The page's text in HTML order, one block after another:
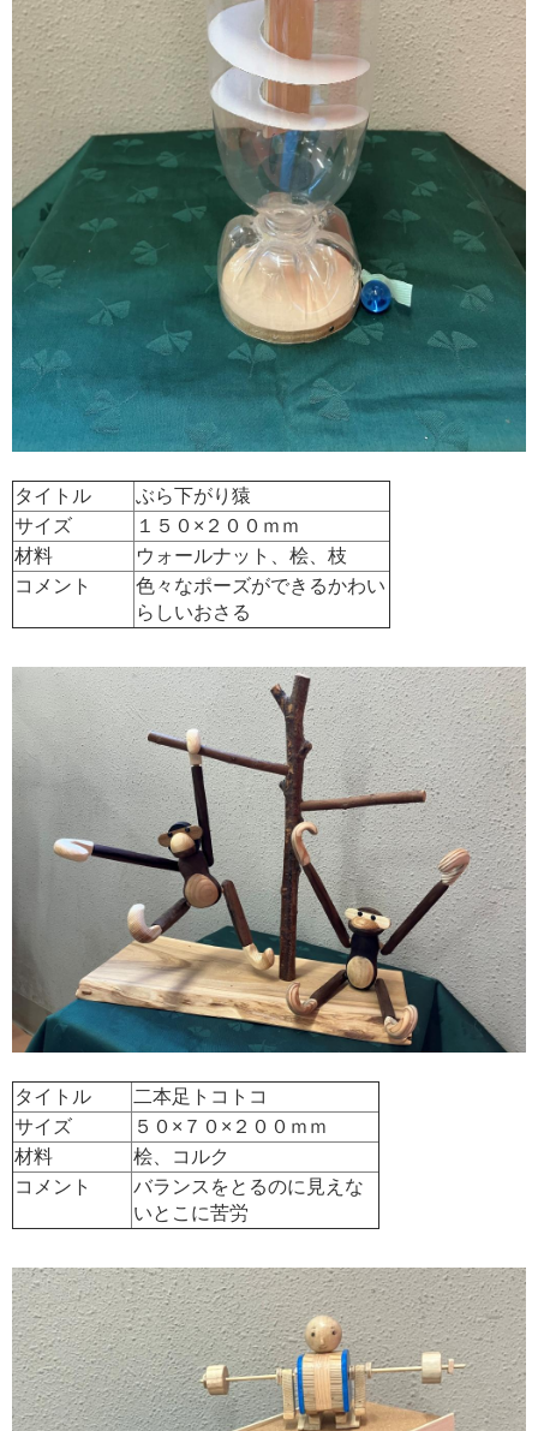
タイトル
ぶら下がり猿
サイズ
１５０×２００ｍｍ
材料
ウォールナット、桧、枝
コメント
色々なポーズができるかわい
らしいおさる
タイトル
二本足トコトコ
サイズ
５０×７０×２００ｍｍ
材料
桧、コルク
コメント
バランスをとるのに見えな
いとこに苦労